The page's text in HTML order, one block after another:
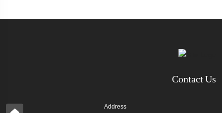
Contact Us
Address